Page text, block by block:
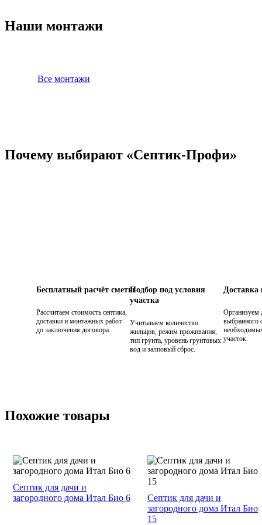
Наши монтажи
Все монтажи
Почему выбирают «Септик-Профи»
Бесплатный расчёт сметы
Рассчитаем стоимость септика,
доставки и монтажных работ
до заключения договора.
Подбор под условия
участка
Учитываем количество
жильцов, режим проживания,
тип грунта, уровень грунтовых
вод и залповый сброс.
Организуем
выбранного
участок.
Похожие товары
Септик для дачи и
загородного дома Итал Био 6
Септик для дачи и
загородного дома Итал Био
15